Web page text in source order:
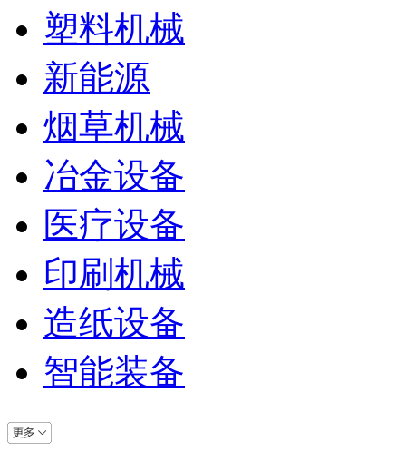
塑料机械
新能源
烟草机械
冶金设备
医疗设备
印刷机械
造纸设备
智能装备